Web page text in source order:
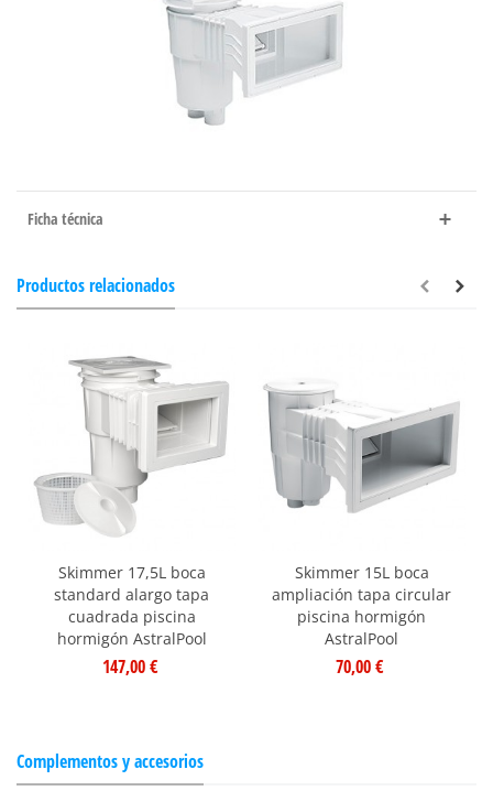
Ficha técnica
Productos relacionados
Skimmer 17,5L boca
standard alargo tapa
cuadrada piscina
hormigón AstralPool
147,00 €
Skimmer 15L boca
ampliación tapa circular
piscina hormigón
AstralPool
70,00 €
Complementos y accesorios